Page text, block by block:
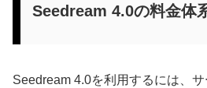
Seedream 4.0の料金体
Seedream 4.0を利用するには、